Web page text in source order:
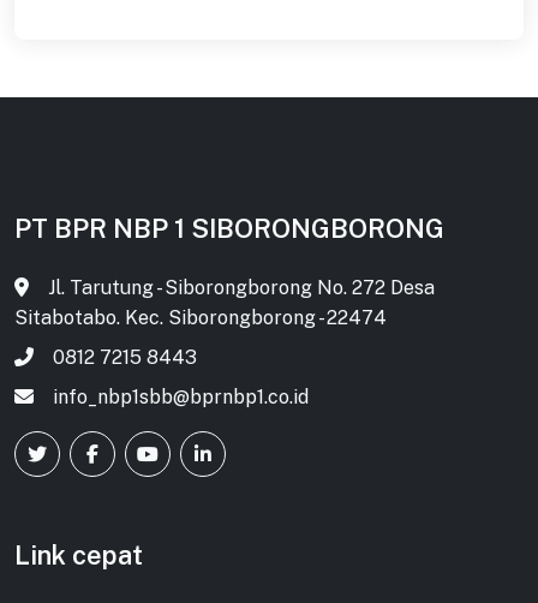
PT BPR NBP 1 SIBORONGBORONG
Jl. Tarutung - Siborongborong No. 272 Desa
Sitabotabo. Kec. Siborongborong - 22474
0812 7215 8443
info_nbp1sbb@bprnbp1.co.id
Link cepat